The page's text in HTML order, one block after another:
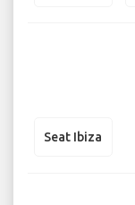
Seat Ibiza